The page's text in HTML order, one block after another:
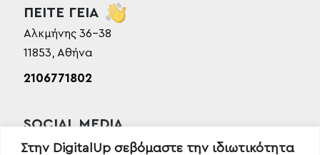
Στην DigitalUp σεβόμαστε την ιδιωτικότητα
ΠΕΙΤΕ ΓΕΙΑ
Αλκμήνης 36-38
11853, Αθήνα
2106771802
SOCIAL MEDIA
Facebook